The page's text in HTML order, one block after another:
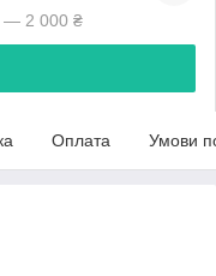
— 2 000 ₴
Оплата Умови